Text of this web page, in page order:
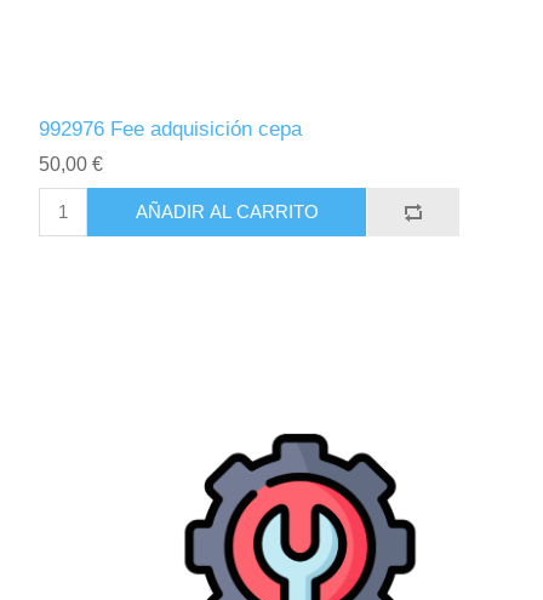
992976 Fee adquisición cepa
50,00 €
AÑADIR AL CARRITO